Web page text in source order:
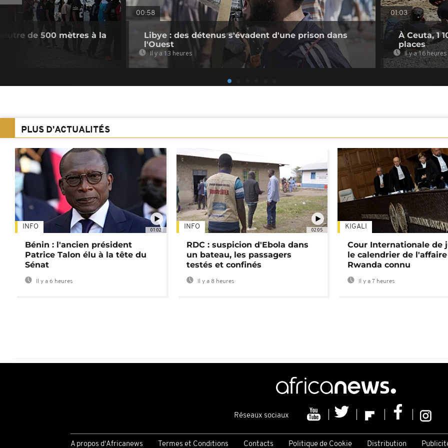
de 500 mètres à la
00:58
Libye : des détenus s'évadent d'une prison dans
l'Ouest
Il y a 13 heures
01:03
À Ceuta, 1
places
Il y a 16 heures
PLUS D'ACTUALITÉS
01:02
INFO
Bénin : l'ancien président
Patrice Talon élu à la tête du
Sénat
Il y a 6 heures
02:05
INFO
RDC : suspicion d'Ebola dans
un bateau, les passagers
testés et confinés
Il y a 8 heures
KIGALI
Cour Internationale de
le calendrier de l'affaire
Rwanda connu
Il y a 7 heures
Réseaux sociaux
A propos d'Africanews Termes et Conditions Contacts Politique de Cookie Distribution